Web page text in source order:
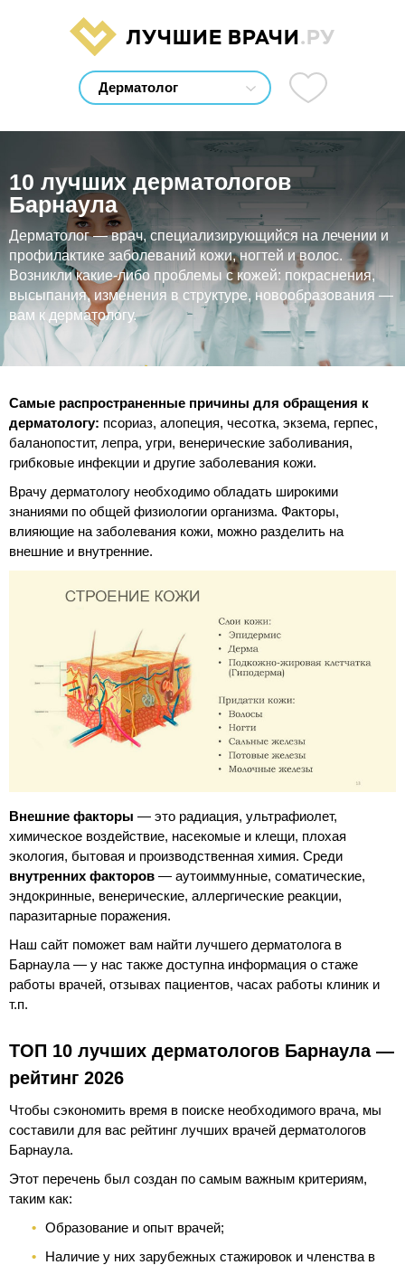
ЛУЧШИЕ ВРАЧИ.РУ
10 лучших дерматологов
Барнаула
Дерматолог — врач, специализирующийся на лечении и
профилактике заболеваний кожи, ногтей и волос.
Возникли какие-либо проблемы с кожей: покраснения,
высыпания, изменения в структуре, новообразования —
вам к дерматологу.
Самые распространенные причины для обращения к
дерматологу: псориаз, алопеция, чесотка, экзема, герпес,
баланопостит, лепра, угри, венерические заболивания,
грибковые инфекции и другие заболевания кожи.
Врачу дерматологу необходимо обладать широкими
знаниями по общей физиологии организма. Факторы,
влияющие на заболевания кожи, можно разделить на
внешние и внутренние.
Внешние факторы — это радиация, ультрафиолет,
химическое воздействие, насекомые и клещи, плохая
экология, бытовая и производственная химия. Среди
внутренних факторов — аутоиммунные, соматические,
эндокринные, венерические, аллергические реакции,
паразитарные поражения.
Наш сайт поможет вам найти лучшего дерматолога в
Барнаула — у нас также доступна информация о стаже
работы врачей, отзывах пациентов, часах работы клиник и
т.п.
ТОП 10 лучших дерматологов Барнаула —
рейтинг 2026
Чтобы сэкономить время в поиске необходимого врача, мы
составили для вас рейтинг лучших врачей дерматологов
Барнаула.
Этот перечень был создан по самым важным критериям,
таким как:
Образование и опыт врачей;
Наличие у них зарубежных стажировок и членства в